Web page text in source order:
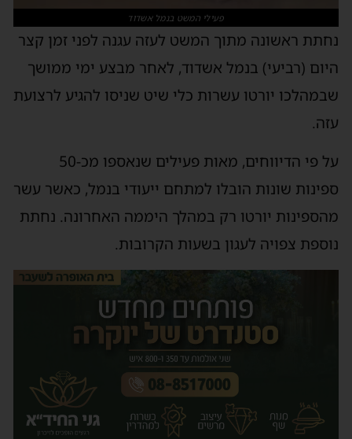
פעילי המשט בנמל אשדוד
נחתת ראשונה מתוך המשט לעזה עגנה לפני זמן קצר
היום (רביעי) בנמל אשדוד, לאחר מבצע ימי ממושך
שבמהלכו יורטו עשרות כלי שיט שניסו להגיע לרצועת
עזה.
על פי הדיווחים, מאות פעילים שנאספו מכ-50
ספינות שונות הובלו למתחם ייעודי בנמל, כאשר עשר
מהספינות יורטו רק במהלך היממה האחרונה. נחתת
נוספת צפויה לעגון בשעות הקרובות.